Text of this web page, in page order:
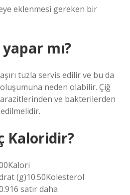
eklenmesi gereken bir
mı?
tuzla servis edilir ve bu da
neden olabilir. Çiğ
ve bakterilerden
Kaloridir?
(g)10.50Kolesterol
satır daha